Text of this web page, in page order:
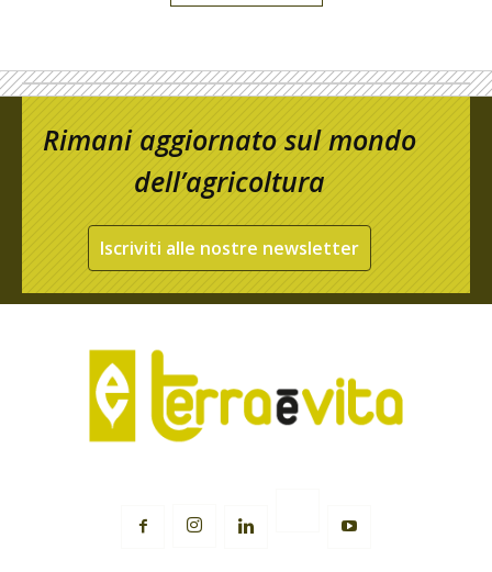
Rimani aggiornato sul mondo
dell’agricoltura
Iscriviti alle nostre newsletter